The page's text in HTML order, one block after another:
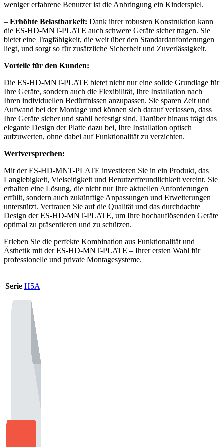
weniger erfahrene Benutzer ist die Anbringung ein Kinderspiel.
– Erhöhte Belastbarkeit: Dank ihrer robusten Konstruktion kann
die ES-HD-MNT-PLATE auch schwere Geräte sicher tragen. Sie
bietet eine Tragfähigkeit, die weit über den Standardanforderungen
liegt, und sorgt so für zusätzliche Sicherheit und Zuverlässigkeit.
Vorteile für den Kunden:
Die ES-HD-MNT-PLATE bietet nicht nur eine solide Grundlage für
Ihre Geräte, sondern auch die Flexibilität, Ihre Installation nach
Ihren individuellen Bedürfnissen anzupassen. Sie sparen Zeit und
Aufwand bei der Montage und können sich darauf verlassen, dass
Ihre Geräte sicher und stabil befestigt sind. Darüber hinaus trägt das
elegante Design der Platte dazu bei, Ihre Installation optisch
aufzuwerten, ohne dabei auf Funktionalität zu verzichten.
Wertversprechen:
Mit der ES-HD-MNT-PLATE investieren Sie in ein Produkt, das
Langlebigkeit, Vielseitigkeit und Benutzerfreundlichkeit vereint. Sie
erhalten eine Lösung, die nicht nur Ihre aktuellen Anforderungen
erfüllt, sondern auch zukünftige Anpassungen und Erweiterungen
unterstützt. Vertrauen Sie auf die Qualität und das durchdachte
Design der ES-HD-MNT-PLATE, um Ihre hochauflösenden Geräte
optimal zu präsentieren und zu schützen.
Erleben Sie die perfekte Kombination aus Funktionalität und
Ästhetik mit der ES-HD-MNT-PLATE – Ihrer ersten Wahl für
professionelle und private Montagesysteme.
Serie H5A